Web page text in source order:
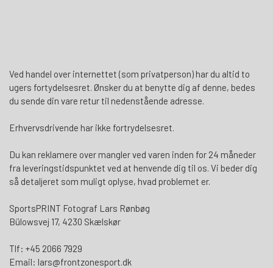
Ved handel over internettet (som privatperson) har du altid to
ugers fortydelsesret. Ønsker du at benytte dig af denne, bedes
du sende din vare retur til nedenstående adresse.
Erhvervsdrivende har ikke fortrydelsesret.
Du kan reklamere over mangler ved varen inden for 24 måneder
fra leveringstidspunktet ved at henvende dig til os. Vi beder dig
så detaljeret som muligt oplyse, hvad problemet er.
SportsPRINT Fotograf Lars Rønbøg
Bülowsvej 17, 4230 Skælskør
Tlf: +45 2066 7929
Email: lars@frontzonesport.dk